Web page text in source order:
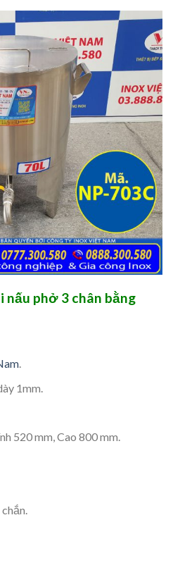
phở 3 chân bằng
.
1mm.
520 mm, Cao 800 mm.